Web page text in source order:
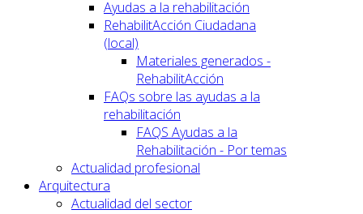
Ayudas a la rehabilitación
RehabilitAcción Ciudadana
(local)
Materiales generados -
RehabilitAcción
FAQs sobre las ayudas a la
rehabilitación
FAQS Ayudas a la
Rehabilitación - Por temas
Actualidad profesional
Arquitectura
Actualidad del sector